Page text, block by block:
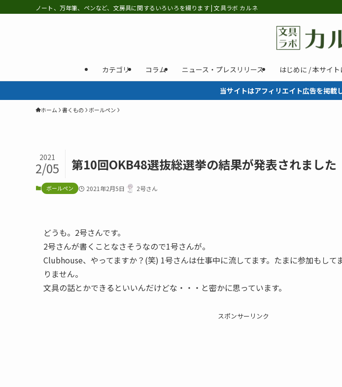
ノート、万年筆、ペンなど、文房具に関するいろいろを綴ります | 文具ラボ カルネ
カテゴリ コラム ニュース・プレスリリース はじめに / 本サイ
当サイトはアフィリエイト広告を掲載
ホーム 書くもの ボールペン
第10回OKB48選抜総選挙の結果が発表されました
2021
2/05
ボールペン 2021年2月5日 2号さん
どうも。2号さんです。
2号さんが書くことなさそうなので1号さんが。
Clubhouse、やってますか？(笑) 1号さんは仕事中に流してます。たまに参加もして
りません。
文具の話とかできるといいんだけどな・・・と密かに思っています。
スポンサーリンク